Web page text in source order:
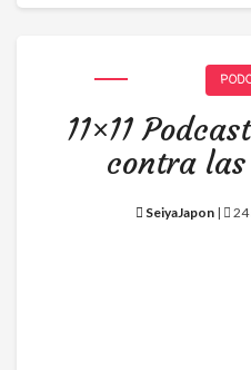
11×11
contra
SeiyaJapon| 24